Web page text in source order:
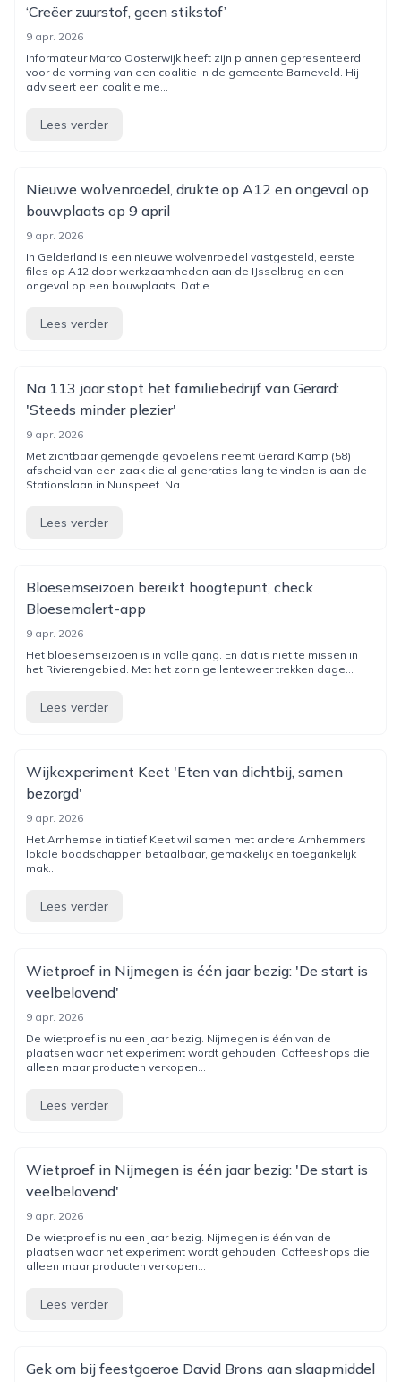
‘Creëer zuurstof, geen stikstof’
9 apr. 2026
Informateur Marco Oosterwijk heeft zijn plannen gepresenteerd
voor de vorming van een coalitie in de gemeente Barneveld. Hij
adviseert een coalitie me...
Lees verder
Nieuwe wolvenroedel, drukte op A12 en ongeval op
bouwplaats op 9 april
9 apr. 2026
In Gelderland is een nieuwe wolvenroedel vastgesteld, eerste
files op A12 door werkzaamheden aan de IJsselbrug en een
ongeval op een bouwplaats. Dat e...
Lees verder
Na 113 jaar stopt het familiebedrijf van Gerard:
'Steeds minder plezier'
9 apr. 2026
Met zichtbaar gemengde gevoelens neemt Gerard Kamp (58)
afscheid van een zaak die al generaties lang te vinden is aan de
Stationslaan in Nunspeet. Na...
Lees verder
Bloesemseizoen bereikt hoogtepunt, check
Bloesemalert-app
9 apr. 2026
Het bloesemseizoen is in volle gang. En dat is niet te missen in
het Rivierengebied. Met het zonnige lenteweer trekken dage...
Lees verder
Wijkexperiment Keet 'Eten van dichtbij, samen
bezorgd'
9 apr. 2026
Het Arnhemse initiatief Keet wil samen met andere Arnhemmers
lokale boodschappen betaalbaar, gemakkelijk en toegankelijk
mak...
Lees verder
Wietproef in Nijmegen is één jaar bezig: 'De start is
veelbelovend'
9 apr. 2026
De wietproef is nu een jaar bezig. Nijmegen is één van de
plaatsen waar het experiment wordt gehouden. Coffeeshops die
alleen maar producten verkopen...
Lees verder
Wietproef in Nijmegen is één jaar bezig: 'De start is
veelbelovend'
9 apr. 2026
De wietproef is nu een jaar bezig. Nijmegen is één van de
plaatsen waar het experiment wordt gehouden. Coffeeshops die
alleen maar producten verkopen...
Lees verder
Gek om bij feestgoeroe David Brons aan slaapmiddel